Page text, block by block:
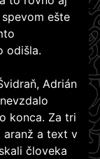
ešte
odišla.
Adrián
konca. Za tri
a text v
človeka